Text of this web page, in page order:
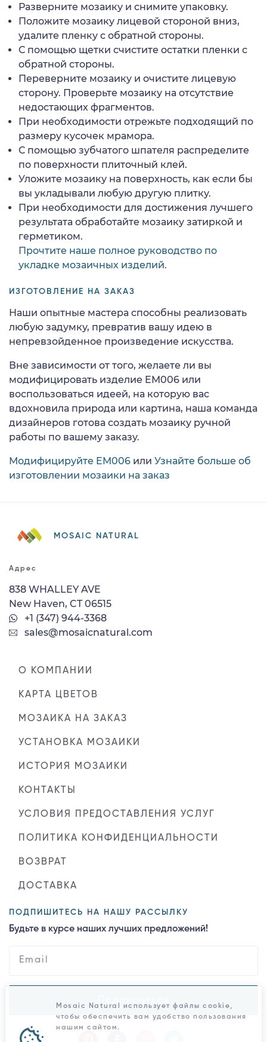
Разверните мозаику и снимите упаковку.
Положите мозаику лицевой стороной вниз,
удалите пленку с обратной стороны.
С помощью щетки счистите остатки пленки с
обратной стороны.
Переверните мозаику и очистите лицевую
сторону. Проверьте мозаику на отсутствие
недостающих фрагментов.
При необходимости отрежьте подходящий по
размеру кусочек мрамора.
С помощью зубчатого шпателя распределите
по поверхности плиточный клей.
Уложите мозаику на поверхность, как если бы
вы укладывали любую другую плитку.
При необходимости для достижения лучшего
результата обработайте мозаику затиркой и
герметиком.
Прочтите наше полное руководство по
укладке мозаичных изделий.
ИЗГОТОВЛЕНИЕ НА ЗАКАЗ
Наши опытные мастера способны реализовать
любую задумку, превратив вашу идею в
непревзойденное произведение искусства.
Вне зависимости от того, желаете ли вы
модифицировать изделие EM006 или
воспользоваться идеей, на которую вас
вдохновила природа или картина, наша команда
дизайнеров готова создать мозаику ручной
работы по вашему заказу.
Модифицируйте EM006 или Узнайте больше об
изготовлении мозаики на заказ
MOSAIC NATURAL
Адрес
838 WHALLEY AVE
New Haven, CT 06515
+1 (347) 944-3368
sales@mosaicnatural.com
О КОМПАНИИ
КАРТА ЦВЕТОВ
МОЗАИКА НА ЗАКАЗ
УСТАНОВКА МОЗАИКИ
ИСТОРИЯ МОЗАИКИ
КОНТАКТЫ
УСЛОВИЯ ПРЕДОСТАВЛЕНИЯ УСЛУГ
ПОЛИТИКА КОНФИДЕНЦИАЛЬНОСТИ
ВОЗВРАТ
ДОСТАВКА
ПОДПИШИТЕСЬ НА НАШУ РАССЫЛКУ
Будьте в курсе наших лучших предложений!
Mosaic Natural использует файлы cookie,
чтобы обеспечить вам удобство пользования
нашим сайтом.